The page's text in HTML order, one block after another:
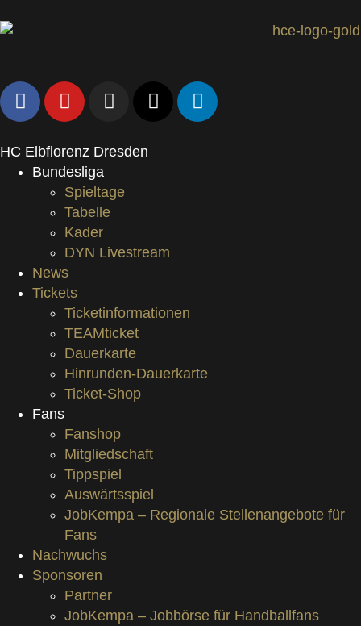
HC Elbflorenz Dresden
Bundesliga
Spieltage
Tabelle
Kader
DYN Livestream
News
Tickets
Ticketinformationen
TEAMticket
Dauerkarte
Hinrunden-Dauerkarte
Ticket-Shop
Fans
Fanshop
Mitgliedschaft
Tippspiel
Auswärtsspiel
JobKempa – Regionale Stellenangebote für
Fans
Nachwuchs
Sponsoren
Partner
JobKempa – Jobbörse für Handballfans